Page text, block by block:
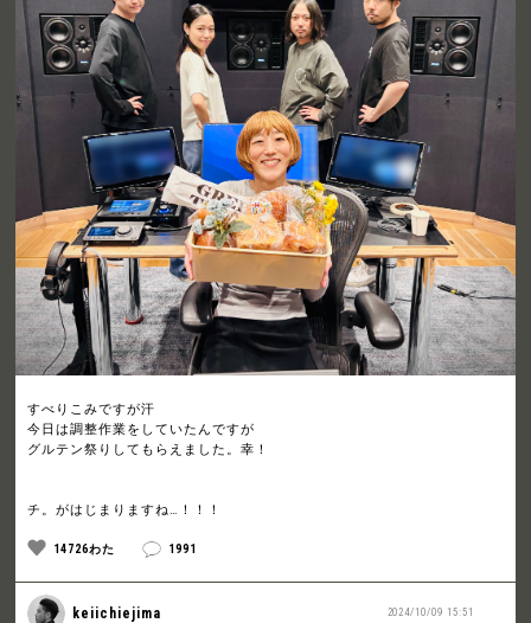
すべりこみですが汗
今日は調整作業をしていたんですが
グルテン祭りしてもらえました。幸！
チ。がはじまりますね…！！！
14726わた 1991
2024/10/09 15:51
keiichiejima